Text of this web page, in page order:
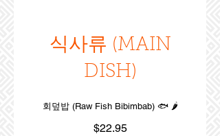
식사류 (MAIN
DISH)
회덮밥 (Raw Fish Bibimbab) 🐟 🌶️
$22.95